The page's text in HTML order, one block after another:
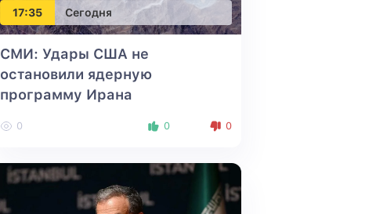
17:35 Сегодня
СМИ: Удары США не
остановили ядерную
программу Ирана
0 0 0